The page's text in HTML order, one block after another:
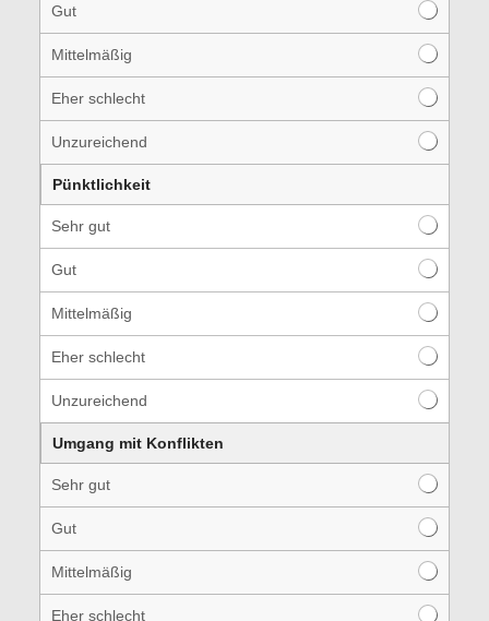
Gut
Mittelmäßig
Eher schlecht
Unzureichend
Pünktlichkeit
Sehr gut
Gut
Mittelmäßig
Eher schlecht
Unzureichend
Umgang mit Konflikten
Sehr gut
Gut
Mittelmäßig
Eher schlecht